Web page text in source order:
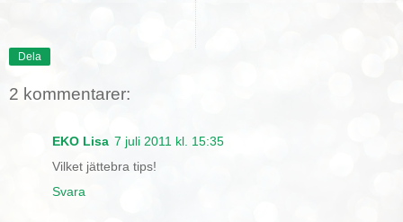
Dela
2 kommentarer:
EKO Lisa 7 juli 2011 kl. 15:35
Vilket jättebra tips!
Svara